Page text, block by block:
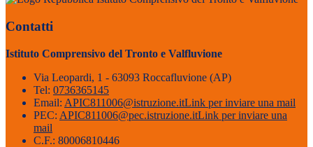
Contatti
Istituto Comprensivo del Tronto e Valfluvione
Via Leopardi, 1 - 63093 Roccafluvione (AP)
Tel: 0736365145
Email: APIC811006@istruzione.itLink per inviare una mail
PEC: APIC811006@pec.istruzione.itLink per inviare una
mail
C.F.: 80006810446